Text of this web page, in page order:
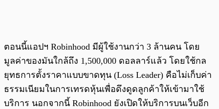
ตอนนี้แอปฯ Robinhood มีผู้ใช้งานกว่า 3 ล้านคน โดย
มูลค่าของมันใกล้ถึง 1,500,000 ดอลลาร์แล้ว โดยใช้กล
ยุทธการตั้งราคาแบบขาดทุน (Loss Leader) คือไม่เก็บค่า
ธรรมเนียมในการเทรดหุ้นเพื่อดึงดูดลูกค้าให้เข้ามาใช้
บริการ นอกจากนี้ Robinhood ยังเปิดให้บริการบนเว็บอีก